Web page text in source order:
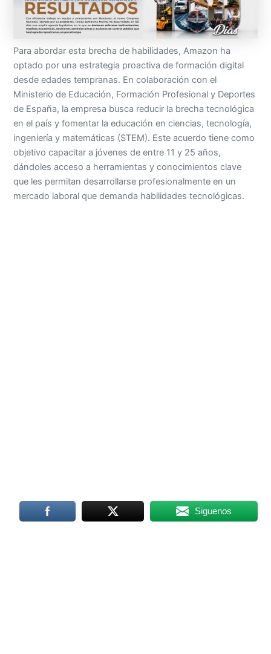
Para abordar esta brecha de habilidades, Amazon ha
optado por una estrategia proactiva de formación digital
desde edades tempranas. En colaboración con el
Ministerio de Educación, Formación Profesional y Deportes
de España, la empresa busca reducir la brecha tecnológica
en el país y fomentar la educación en ciencias, tecnología,
ingeniería y matemáticas (STEM). Este acuerdo tiene como
objetivo capacitar a jóvenes de entre 11 y 25 años,
dándoles acceso a herramientas y conocimientos clave
que les permitan desarrollarse profesionalmente en un
mercado laboral que demanda habilidades tecnológicas.
Siguenos